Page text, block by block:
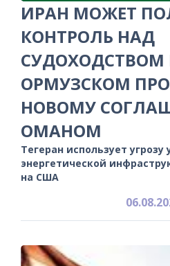
ИРАН МОЖЕТ
КОНТРОЛЬ НАД
СУДОХОДСТВОМ
ОРМУЗСКОМ
НОВОМУ
ОМАНОМ
Тегеран использует
энергетической
на США